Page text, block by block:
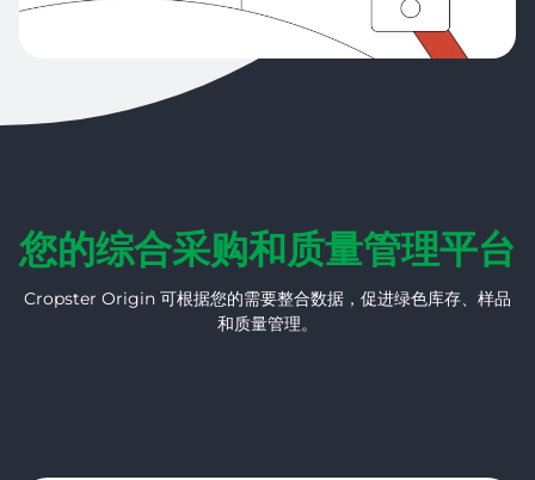
您的综合采购和质量管理平台
Cropster Origin 可根据您的需要整合数据，促进绿色库存、样品
和质量管理。